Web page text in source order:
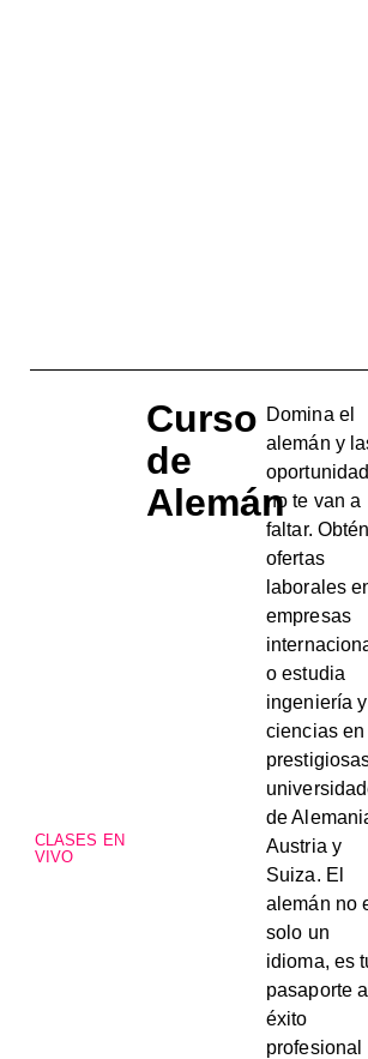
CLASES EN
VIVO
Curso
de
Alemán
Domina el
alemán y
no te van a
faltar. Obtén
ofertas
laborales
empresas
o estudia
ingeniería y
ciencias en
de
Austria y
Suiza. El
alemán no
solo un
idioma, es
pasaporte al
éxito
profesional